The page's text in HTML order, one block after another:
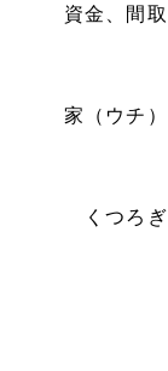
資金、間
家（ウチ
くつろ